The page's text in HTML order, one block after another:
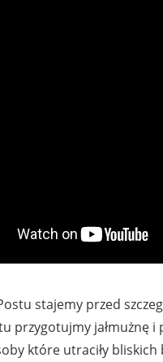
stajemy przed
przygotujmy jałmużnę
które utraciły